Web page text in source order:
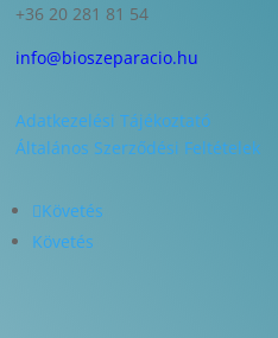
+36 20 281 81 54
info@bioszeparacio.hu
Adatkezelési Tájékoztató
Általános Szerződési Feltételek
Követés
Követés